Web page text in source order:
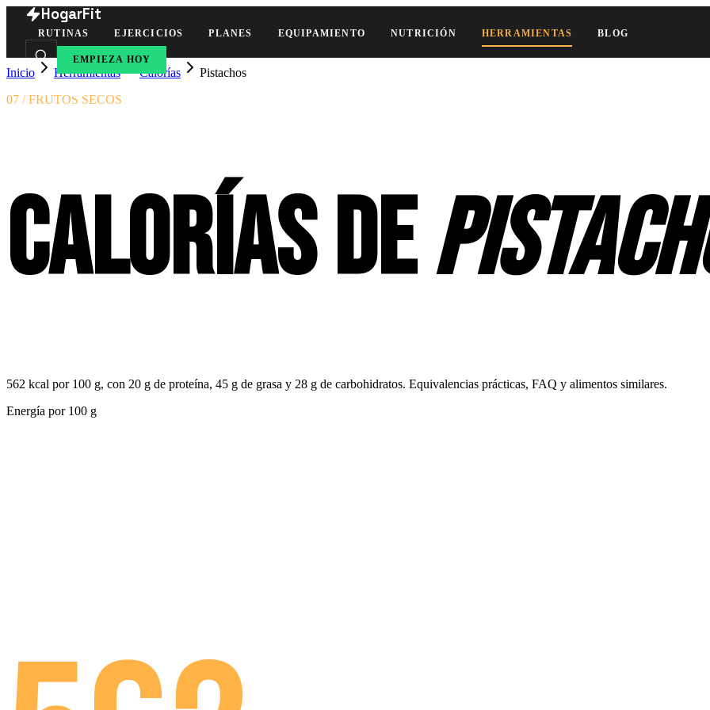
HogarFit
RUTINAS EJERCICIOS PLANES EQUIPAMIENTO NUTRICIÓN HERRAMIENTAS BLOG
EMPIEZA HOY
Inicio Herramientas Calorías
Pistachos
07 / FRUTOS SECOS
Calorías de
562 kcal por 100 g, con 20 g de proteína, 45 g de grasa y 28 g de carbohidratos. Equivalencias prácticas, FAQ y alimentos similares.
Energía por 100 g